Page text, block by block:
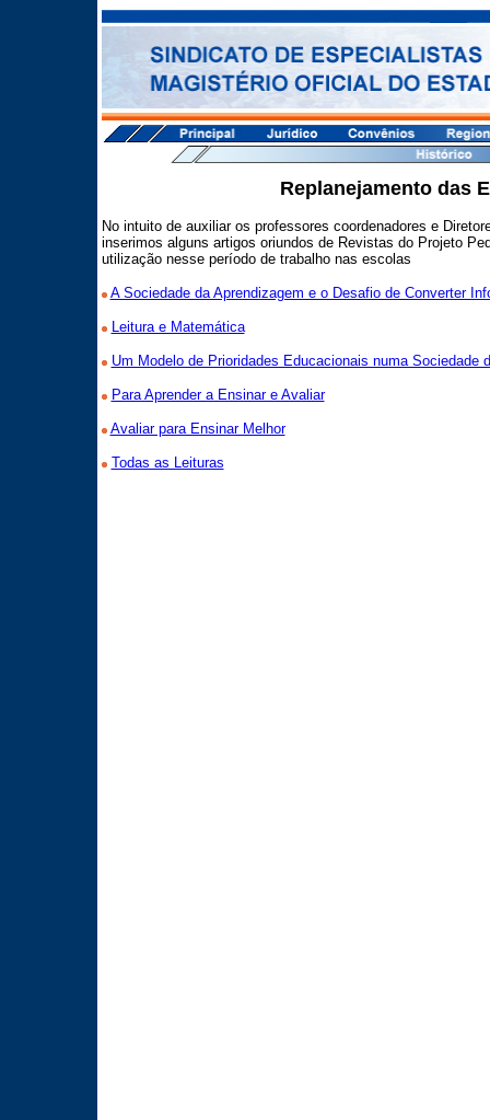
Replanejamento das
No intuito de auxiliar os professores coordenadores e
inserimos alguns artigos oriundos de Revistas do Projeto
utilização nesse período de trabalho nas escolas
A Sociedade da Aprendizagem e o Desafio de Converter
Leitura e Matemática
Um Modelo de Prioridades Educacionais numa Sociedade
Para Aprender a Ensinar e Avaliar
Avaliar para Ensinar Melhor
Todas as Leituras